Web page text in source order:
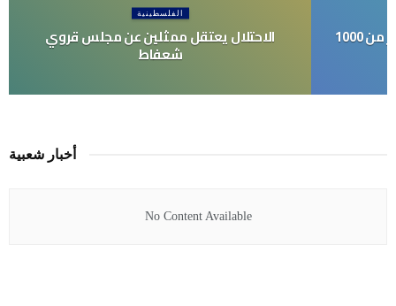
الفلسطينية
الاحتلال يعتقل ممثلين عن مجلس قروي
شعفاط
تقدم الهند واي فاي مجاني إلى أكثر من 1000
أخبار شعبية
No Content Available